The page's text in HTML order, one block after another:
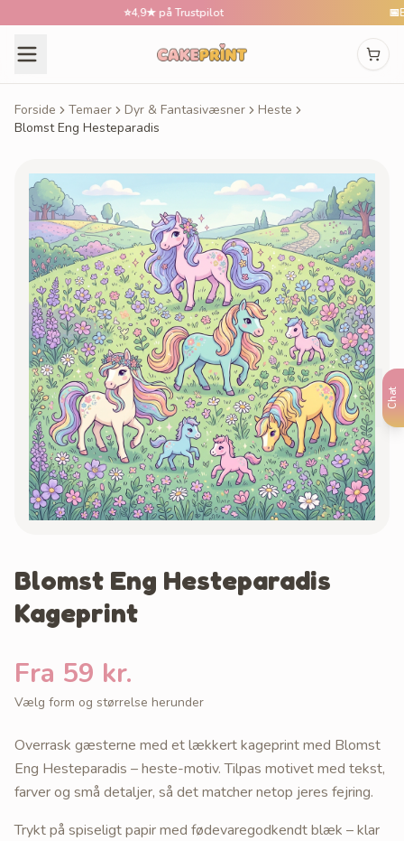
Chat
4,9★ på Trustpilot
Forside Temaer Dyr & Fantasivæsner
Heste
Blomst Eng Hesteparadis
Blomst Eng Hesteparadis
Kageprint
Fra 59 kr.
Vælg form og størrelse herunder
Overrask gæsterne med et lækkert kageprint med Blomst
Eng Hesteparadis – heste-motiv. Tilpas motivet med tekst,
farver og små detaljer, så det matcher netop jeres fejring.
Trykt på spiseligt papir med fødevaregodkendt blæk – klar